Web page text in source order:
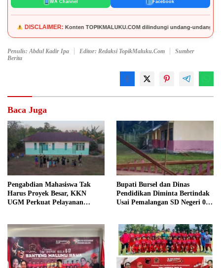
WA Channel Facebook
Konten TOPIKMALUKU.COM dilindungi undang-undang. Dilarang
Penulis: Abdul Kadir Ipa Editor: Redaksi TopikMaluku.com
Sumber
Berita
Baca Juga
Pengabdian Mahasiswa Tak
Harus Proyek Besar, KKN
UGM Perkuat Pelayanan
Bupati Bursel dan Dinas
Pendidikan Diminta Bertindak
Usai Pemalangan SD Negeri 09